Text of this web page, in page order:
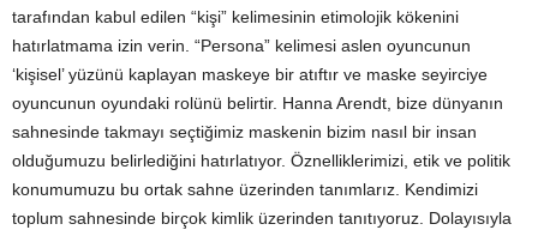
tarafından kabul edilen “kişi” kelimesinin etimolojik kökenini
hatırlatmama izin verin. “Persona” kelimesi aslen oyuncunun
‘kişisel’ yüzünü kaplayan maskeye bir atıftır ve maske seyirciye
oyuncunun oyundaki rolünü belirtir. Hanna Arendt, bize dünyanın
sahnesinde takmayı seçtiğimiz maskenin bizim nasıl bir insan
olduğumuzu belirlediğini hatırlatıyor. Öznelliklerimizi, etik ve politik
konumumuzu bu ortak sahne üzerinden tanımlarız. Kendimizi
toplum sahnesinde birçok kimlik üzerinden tanıtıyoruz. Dolayısıyla